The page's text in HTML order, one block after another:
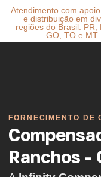
Atendimento com
e distribuição em
regiões do Brasil: PR,
GO, TO e MT.
FORNECIMENTO DE
Ranchos -